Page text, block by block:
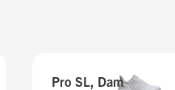
Pro SL, Dam